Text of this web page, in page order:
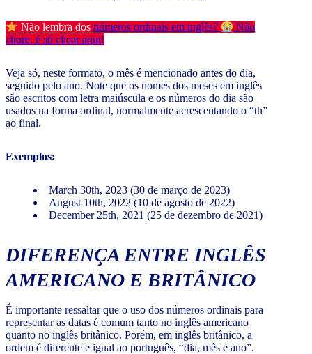
Não lembra dosnúmeros ordinais em inglês?
Não
chore. é só clicar aqui!
Veja só, neste formato, o mês é mencionado antes do dia,
seguido pelo ano. Note que os nomes dos meses em inglês
são escritos com letra maiúscula e os números do dia são
usados na forma ordinal, normalmente acrescentando o “th”
ao final.
Exemplos:
March 30th, 2023 (30 de março de 2023)
August 10th, 2022 (10 de agosto de 2022)
December 25th, 2021 (25 de dezembro de 2021)
DIFERENÇA ENTRE INGLÊS
AMERICANO E BRITÂNICO
É importante ressaltar que o uso dos números ordinais para
representar as datas é comum tanto no inglês americano
quanto no inglês britânico. Porém, em inglês britânico, a
ordem é diferente e igual ao português, “dia, mês e ano”.